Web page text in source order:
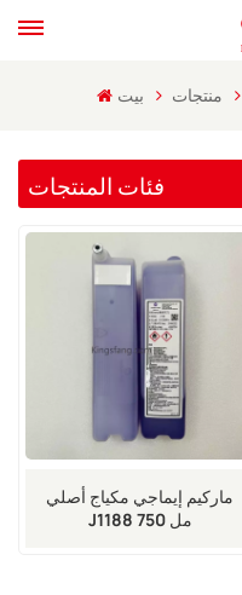
بيت منتجات
فئات المنتجات
ماركيم إيماجي مكياج أصلي
J1188 750 مل